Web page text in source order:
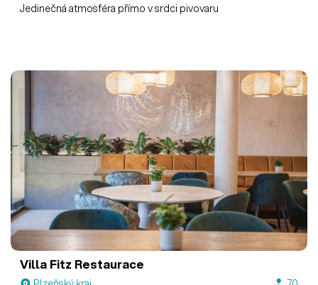
Jedinečná atmosféra přímo v srdci pivovaru
Villa Fitz Restaurace